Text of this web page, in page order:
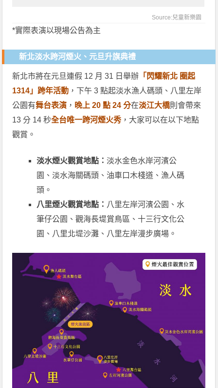
Source:兒童新樂園
*實際表演以現場公告為主
新北淡水跨河煙火、元旦升旗典禮
新北市將在元旦連假 12 月 31 日舉辦 「閃耀新北 圈起
1314」跨年活動 ，下午 3 點起淡水漁人碼頭、八里左岸
公園有舞台表演 ， 晚上 20 點 24 分在淡江大橋則會帶來
13 分 14 秒全台唯一跨河煙火秀 ，大家可以在以下地點
觀賞。
淡水煙火觀賞地點：淡水金色水岸河濱公
園、淡水海關碼頭、油車口木棧道、漁人碼
頭。
八里煙火觀賞地點： 八里左岸河濱公園、水
筆仔公園、觀海長堤賞鳥區、十三行文化公
園、八里北堤沙灘、八里左岸漫步廣場。